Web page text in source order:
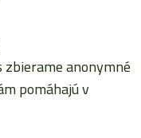
anonymné
pomáhajú v